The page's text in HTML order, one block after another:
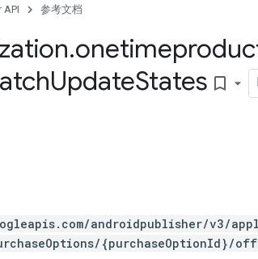
API 参考文档
.
UpdateStates bookmark_border
androidpublisher/v3/
{purchaseOptionId}/